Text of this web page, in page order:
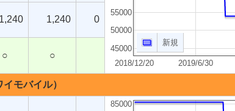
2018/12/20 2019/6/30
45000
50000
55000
新規
1,240 1,240 0
○ ○
モバイル）
85000